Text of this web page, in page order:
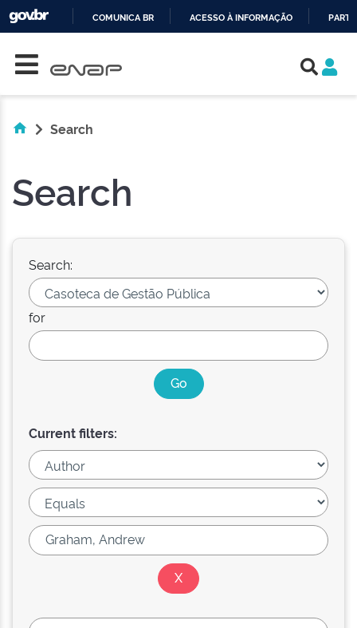
COMUNICA BR ACESSO À INFORMAÇÃO
Search
Search
Search:
for
Current filters: